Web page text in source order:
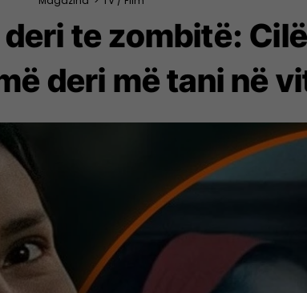
te zombitë:
deri më tani në